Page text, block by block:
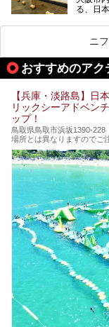
る、日
有名な
める、
今回は
ニ
おすすめのアク
【兵庫・淡路島】日
リックシーアドベン
ップ！
鳥取県鳥取市浜坂
場所とは異なりますのでご